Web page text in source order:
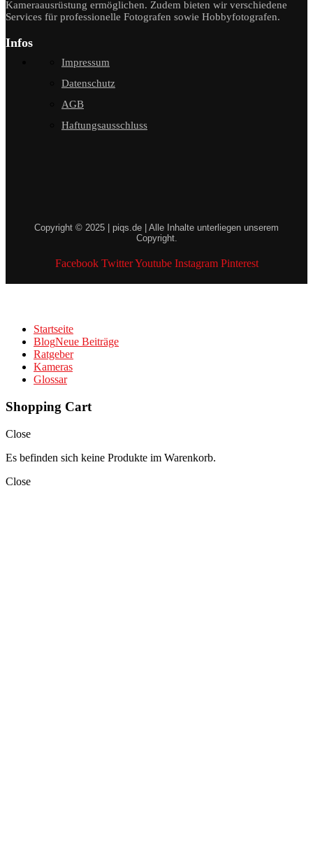
Kameraausrüstung ermöglichen. Zudem bieten wir verschiedene
Services für professionelle Fotografen sowie Hobbyfotografen.
Infos
Impressum
Datenschutz
AGB
Haftungsausschluss
Copyright © 2025 | piqs.de | Alle Inhalte unterliegen unserem
Copyright.
Facebook Twitter Youtube Instagram Pinterest
Startseite
BlogNeue Beiträge
Ratgeber
Kameras
Glossar
Shopping Cart
Close
Es befinden sich keine Produkte im Warenkorb.
Close